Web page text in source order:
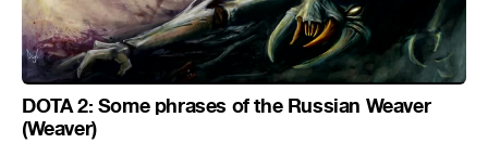
DOTA 2: Some phrases of the Russian Weaver
(Weaver)